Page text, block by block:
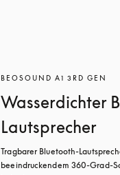
BEOSOUND A1 3RD GEN
Wasserdichter
Lautsprecher
Tragbarer Bluetooth-
beeindruckendem 360-Grad-